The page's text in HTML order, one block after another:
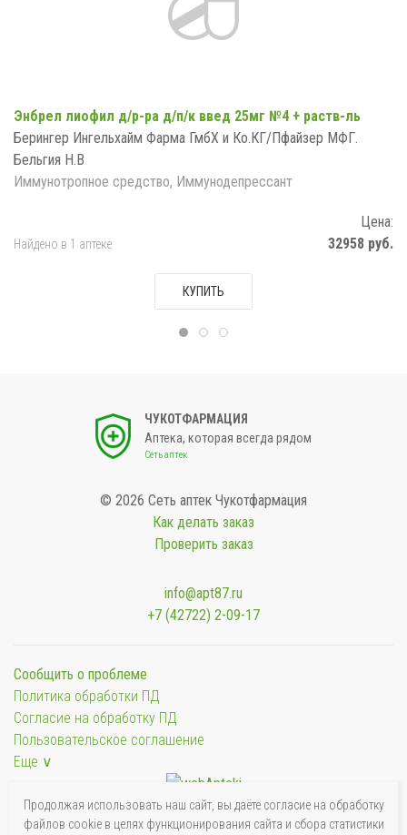
Энбрел лиофил д/р-ра д/п/к введ 25мг №4 + раств-ль
Берингер Ингельхайм Фарма ГмбХ и Ко.КГ/Пфайзер МФГ.
Бельгия Н.В
Иммунотропное средство, Иммунодепрессант
Цена:
Найдено в 1 аптеке 32958 руб.
КУПИТЬ
ЧУКОТФАРМАЦИЯ
Аптека, которая всегда рядом
Сеть аптек
© 2026 Сеть аптек Чукотфармация
Как делать заказ
Проверить заказ
info@apt87.ru
+7 (42722) 2-09-17
Сообщить о проблеме
Политика обработки ПД
Согласие на обработку ПД
Пользовательское соглашение
Еще ∨
Продолжая использовать наш сайт, вы даёте согласие на обработку
файлов cookie в целях функционирования сайта и сбора статистики